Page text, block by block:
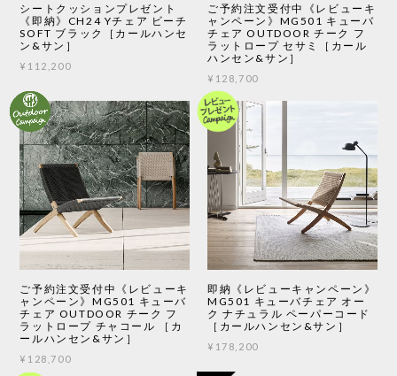
シートクッションプレゼント
《即納》CH24 Yチェア ビーチ
SOFT ブラック［カールハンセ
ン&サン］
¥112,200
ご予約注文受付中《レビューキ
ャンペーン》MG501 キューバ
チェア OUTDOOR チーク フ
ラットロープ セサミ［カール
ハンセン&サン］
¥128,700
ご予約注文受付中《レビューキ
ャンペーン》MG501 キューバ
チェア OUTDOOR チーク フ
ラットロープ チャコール ［カ
ールハンセン&サン］
¥128,700
即納《レビューキャンペーン》
MG501 キューバチェア オー
ク ナチュラル ペーパーコード
［カールハンセン&サン］
¥178,200